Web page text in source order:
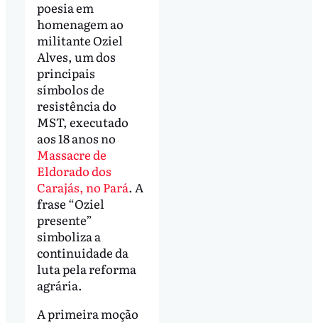
poesia em
homenagem ao
militante Oziel
Alves, um dos
principais
símbolos de
resistência do
MST, executado
aos 18 anos no
Massacre de
Eldorado dos
Carajás, no Pará. A
frase “Oziel
presente”
simboliza a
continuidade da
luta pela reforma
agrária.
A primeira moção